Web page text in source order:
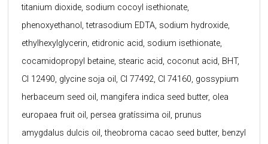
titanium dioxide, sodium cocoyl isethionate,
phenoxyethanol, tetrasodium EDTA, sodium hydroxide,
ethylhexylglycerin, etidronic acid, sodium isethionate,
cocamidopropyl betaine, stearic acid, coconut acid, BHT,
CI 12490, glycine soja oil, CI 77492, CI 74160, gossypium
herbaceum seed oil, mangifera indica seed butter, olea
europaea fruit oil, persea gratíssima oil, prunus
amygdalus dulcis oil, theobroma cacao seed butter, benzyl